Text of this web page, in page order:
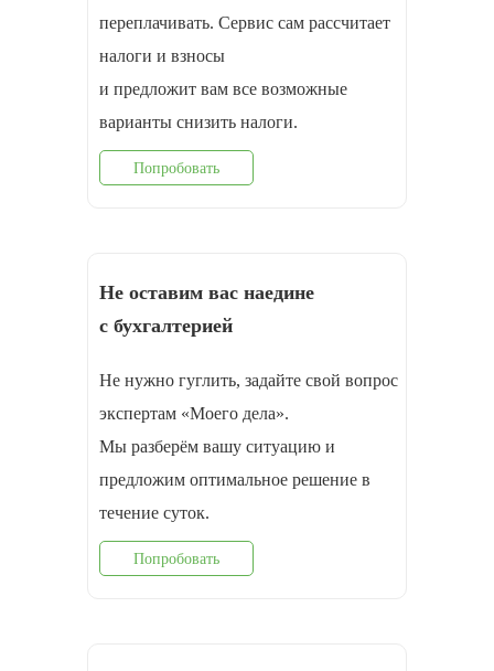
переплачивать. Сервис сам рассчитает
налоги и взносы
и предложит вам все возможные
варианты снизить налоги.
Попробовать
Не оставим вас наедине
с бухгалтерией
Не нужно гуглить, задайте свой вопрос
экспертам «Моего дела».
Мы разберём вашу ситуацию и
предложим оптимальное решение в
течение суток.
Попробовать